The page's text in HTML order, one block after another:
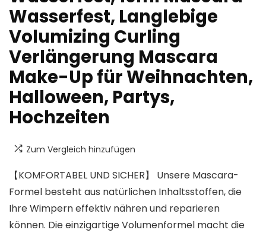
Wasserfest, Langlebige
Volumizing Curling
Verlängerung Mascara
Make-Up für Weihnachten,
Halloween, Partys,
Hochzeiten
Zum Vergleich hinzufügen
【KOMFORTABEL UND SICHER】 Unsere Mascara-
Formel besteht aus natürlichen Inhaltsstoffen, die
Ihre Wimpern effektiv nähren und reparieren
können. Die einzigartige Volumenformel macht die